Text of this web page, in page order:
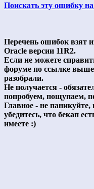
Поискать эту ошибку
Перечень ошибок взят
Oracle версии 11R2.
Если не можете
форуме по ссылке
разобрали.
Не получается -
попробуем, пощупаем,
Главное - не паникуйте,
убедитесь, что бекап
имеете :)